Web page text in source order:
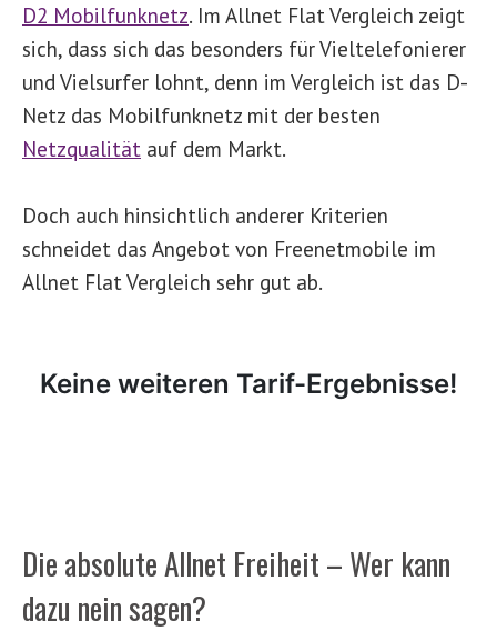
D2 Mobilfunknetz. Im Allnet Flat Vergleich zeigt
sich, dass sich das besonders für Vieltelefonierer
und Vielsurfer lohnt, denn im Vergleich ist das D-
Netz das Mobilfunknetz mit der besten
Netzqualität auf dem Markt.
Doch auch hinsichtlich anderer Kriterien
schneidet das Angebot von Freenetmobile im
Allnet Flat Vergleich sehr gut ab.
Die absolute Allnet Freiheit – Wer kann
dazu nein sagen?